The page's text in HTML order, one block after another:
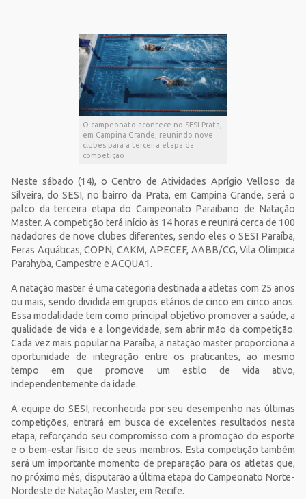
O campeonato acontece no SESI Prata,
em Campina Grande, reunindo nove
clubes para a terceira etapa da
competição
Neste sábado (14), o Centro de Atividades Aprígio Velloso da
Silveira, do SESI, no bairro da Prata, em Campina Grande, será o
palco da terceira etapa do Campeonato Paraibano de Natação
Master. A competição terá início às 14 horas e reunirá cerca de 100
nadadores de nove clubes diferentes, sendo eles o SESI Paraíba,
Feras Aquáticas, COPN, CAKM, APECEF, AABB/CG, Vila Olímpica
Parahyba, Campestre e ACQUA1.
A natação master é uma categoria destinada a atletas com 25 anos
ou mais, sendo dividida em grupos etários de cinco em cinco anos.
Essa modalidade tem como principal objetivo promover a saúde, a
qualidade de vida e a longevidade, sem abrir mão da competição.
Cada vez mais popular na Paraíba, a natação master proporciona a
oportunidade de integração entre os praticantes, ao mesmo
tempo em que promove um estilo de vida ativo,
independentemente da idade.
A equipe do SESI, reconhecida por seu desempenho nas últimas
competições, entrará em busca de excelentes resultados nesta
etapa, reforçando seu compromisso com a promoção do esporte
e o bem-estar físico de seus membros. Esta competição também
será um importante momento de preparação para os atletas que,
no próximo mês, disputarão a última etapa do Campeonato Norte-
Nordeste de Natação Master, em Recife.